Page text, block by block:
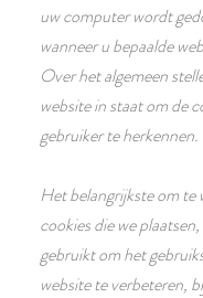
uw computer wordt
wanneer u bepaalde
Over het algemeen
website in staat om de
gebruiker te herkennen.
Het belangrijkste om te
cookies die we
gebruikt om het
website te verbeteren,